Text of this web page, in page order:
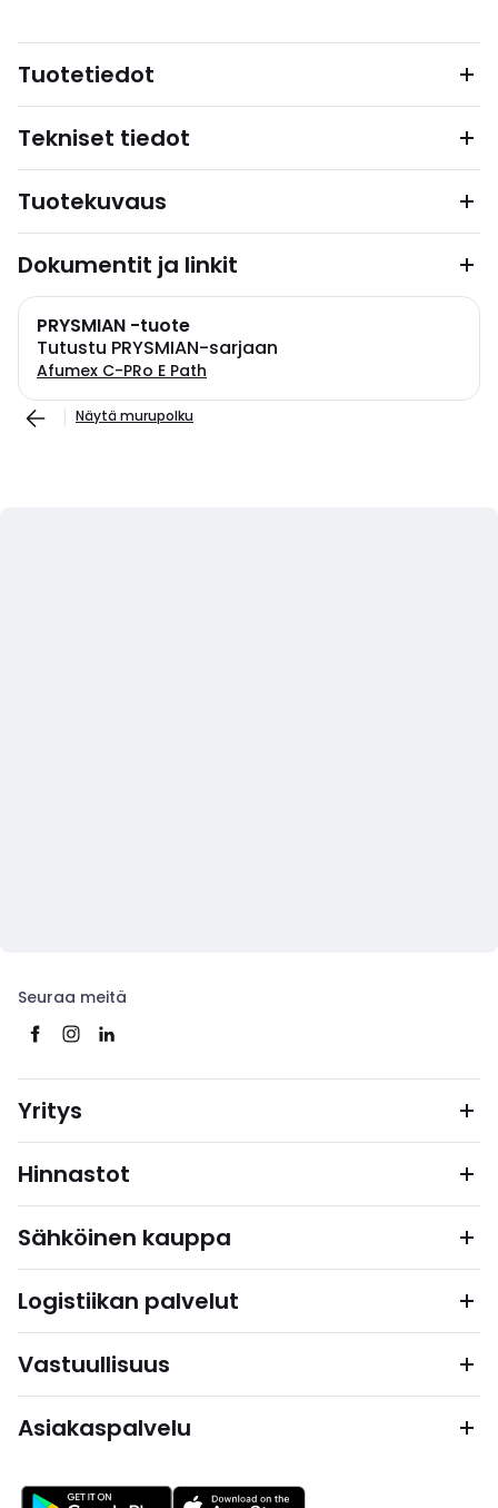
Tuotetiedot
Tekniset tiedot
Tuotekuvaus
Dokumentit ja linkit
PRYSMIAN -tuote
Tutustu PRYSMIAN-sarjaan
Afumex C-PRo E Path
Näytä murupolku
Seuraa meitä
Yritys
Hinnastot
Sähköinen kauppa
Logistiikan palvelut
Vastuullisuus
Asiakaspalvelu